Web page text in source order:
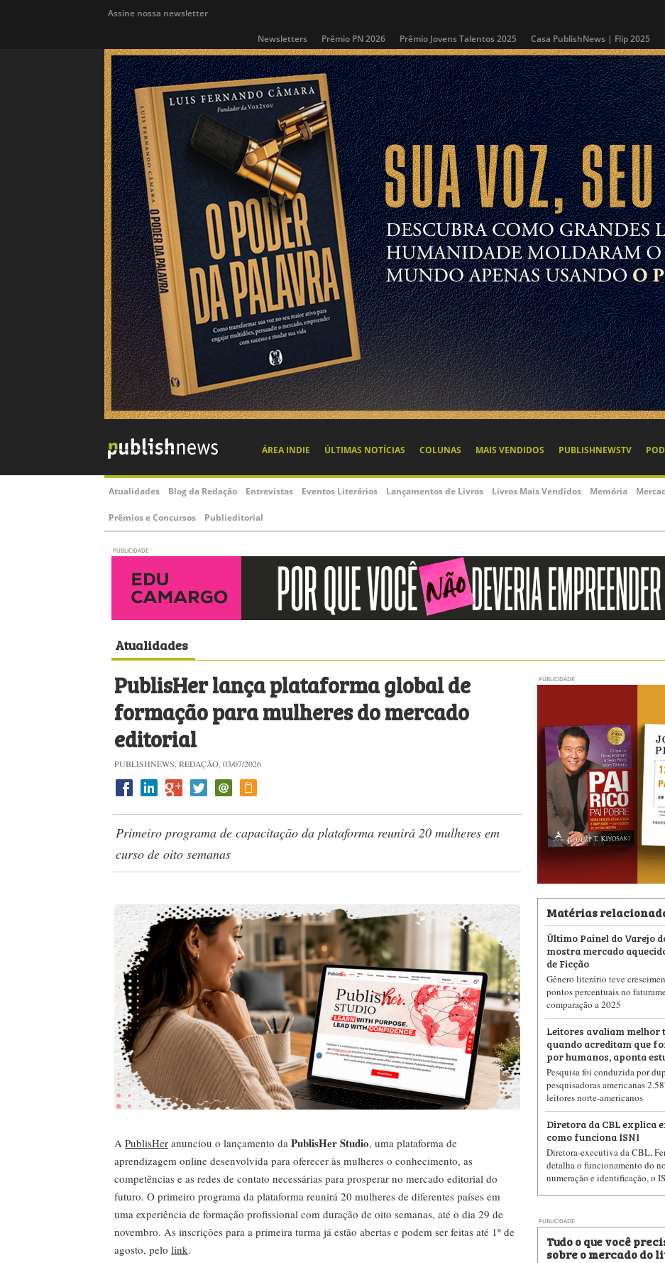
Assine nossa newsletter
Newsletters Prêmio PN 2026 Prêmio Jovens Talentos 2025 Casa PublishNews | Flip 2025
ÁREA INDIE ÚLTIMAS NOTÍCIAS COLUNAS MAIS VENDIDOS PUBLISHNEWSTV
Atualidades Blog da Redação Entrevistas Eventos Literários Lançamentos de Livros Livros Mais Vendidos Memória
Prêmios e Concursos Publieditorial
PUBLICIDADE
Atualidades
PublisHer lança plataforma global de
formação para mulheres do mercado
editorial
PUBLISHNEWS, REDAÇÃO, 03/07/2026
Primeiro programa de capacitação da plataforma reunirá 20 mulheres em
curso de oito semanas
A PublisHer anunciou o lançamento da PublisHer Studio, uma plataforma de
aprendizagem online desenvolvida para oferecer às mulheres o conhecimento, as
competências e as redes de contato necessárias para prosperar no mercado editorial do
futuro. O primeiro programa da plataforma reunirá 20 mulheres de diferentes países em
uma experiência de formação profissional com duração de oito semanas, até o dia 29 de
novembro. As inscrições para a primeira turma já estão abertas e podem ser feitas até 1º de
agosto, pelo link.
PUBLICIDADE
Matérias
Último Painel do Varejo
mostra mercado
de Ficção
Gênero literário teve
pontos percentuais no
comparação a 2025
Leitores avaliam melhor
quando acreditam que
por humanos, aponta
Pesquisa foi conduzida por
pesquisadoras americanas
leitores norte-americanos
Diretora da CBL explica
como funciona ISNI
Diretora-executiva da CBL,
detalha o funcionamento do
numeração e identificação, o
PUBLICIDADE
Tudo o que você
sobre o mercado do